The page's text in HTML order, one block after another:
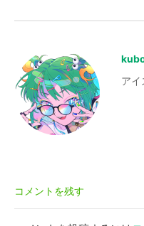
ゲ
ー
ア
コメントを残す